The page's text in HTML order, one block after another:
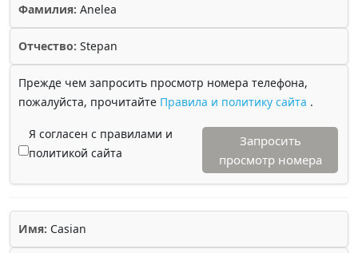
Фамилия: Anelea
Отчество: Stepan
Прежде чем запросить просмотр номера телефона,
пожалуйста, прочитайте Правила и политику сайта .
Я согласен с правилами и
политикой сайта
Запросить
просмотр номера
Имя: Casian